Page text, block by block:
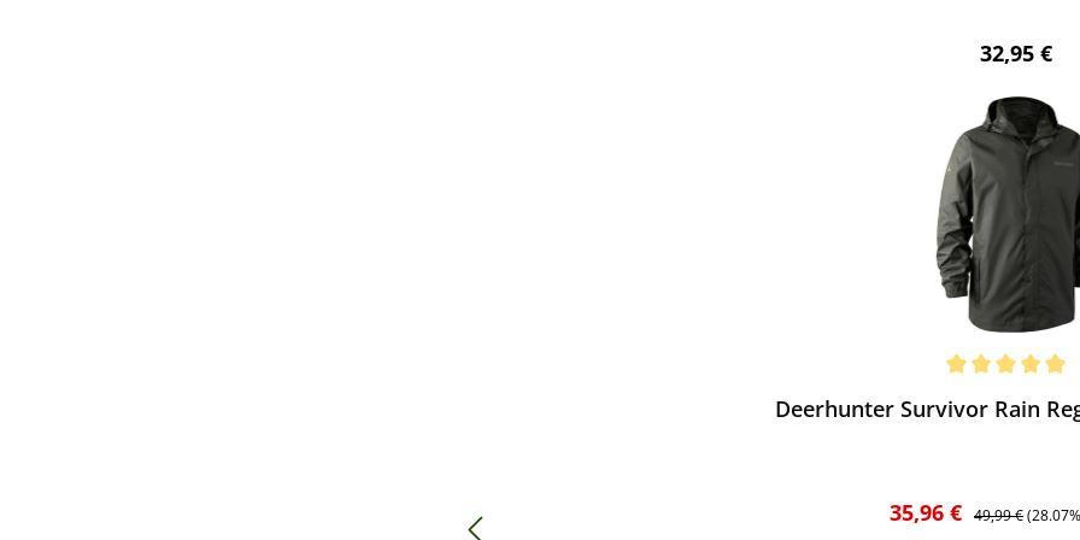
Regulärer
32,95 €
Deerhunter Survivor Rain
Verkaufspreis:
35,96 € Regulärer Preis:
49,99 €